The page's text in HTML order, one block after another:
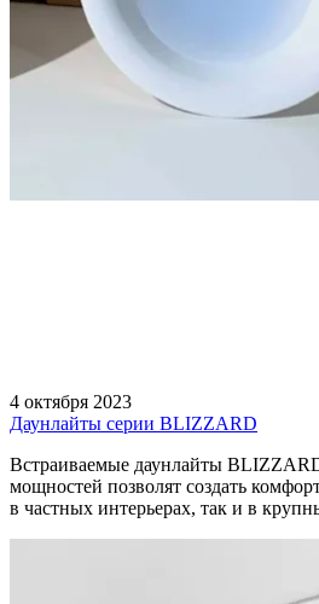
4 октября 2023
Даунлайты серии BLIZZARD
Встраиваемые даунлайты
мощностей позволят создать
в частных интерьерах, так и в